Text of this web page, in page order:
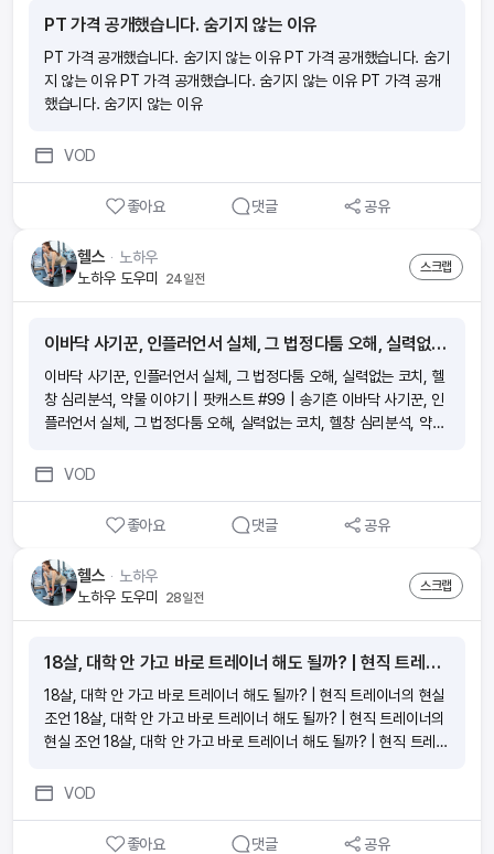
PT 가격 공개했습니다. 숨기지 않는 이유
PT 가격 공개했습니다. 숨기지 않는 이유 PT 가격 공개했습니다. 숨기
지 않는 이유 PT 가격 공개했습니다. 숨기지 않는 이유 PT 가격 공개
했습니다. 숨기지 않는 이유
VOD
좋아요 댓글 공유
헬스 ᆞ 노하우
노하우 도우미
24일전
스크랩
이바닥 사기꾼, 인플러언서 실체, 그 법정다툼 오해, 실력없는 코치, 헬창 심리분석, 약물 이야기 | 팟캐스트 #99 | 송기흔
이바닥 사기꾼, 인플러언서 실체, 그 법정다툼 오해, 실력없는 코치, 헬
창 심리분석, 약물 이야기 | 팟캐스트 #99 | 송기흔 이바닥 사기꾼, 인
플러언서 실체, 그 법정다툼 오해, 실력없는 코치, 헬창 심리분석, 약물
법정다툼 오해, 실력없는 코치, 헬창 심리분석, 약물 이야기 | 팟캐스트
력없는 코치, 헬창 심리분석, 약물 이야기 | 팟캐스트 #99 | 송기흔
VOD
좋아요 댓글 공유
헬스 ᆞ 노하우
노하우 도우미
28일전
스크랩
18살, 대학 안 가고 바로 트레이너 해도 될까? | 현직 트레이너의 현실 조언
18살, 대학 안 가고 바로 트레이너 해도 될까? | 현직 트레이너의 현실
조언 18살, 대학 안 가고 바로 트레이너 해도 될까? | 현직 트레이너의
현실 조언 18살, 대학 안 가고 바로 트레이너 해도 될까? | 현직 트레이
트레이너의 현실 조언
VOD
좋아요 댓글 공유